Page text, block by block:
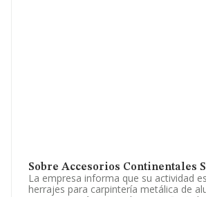
Sobre Accesorios Continentales
La empresa informa que su actividad
herrajes para carpintería metálica de